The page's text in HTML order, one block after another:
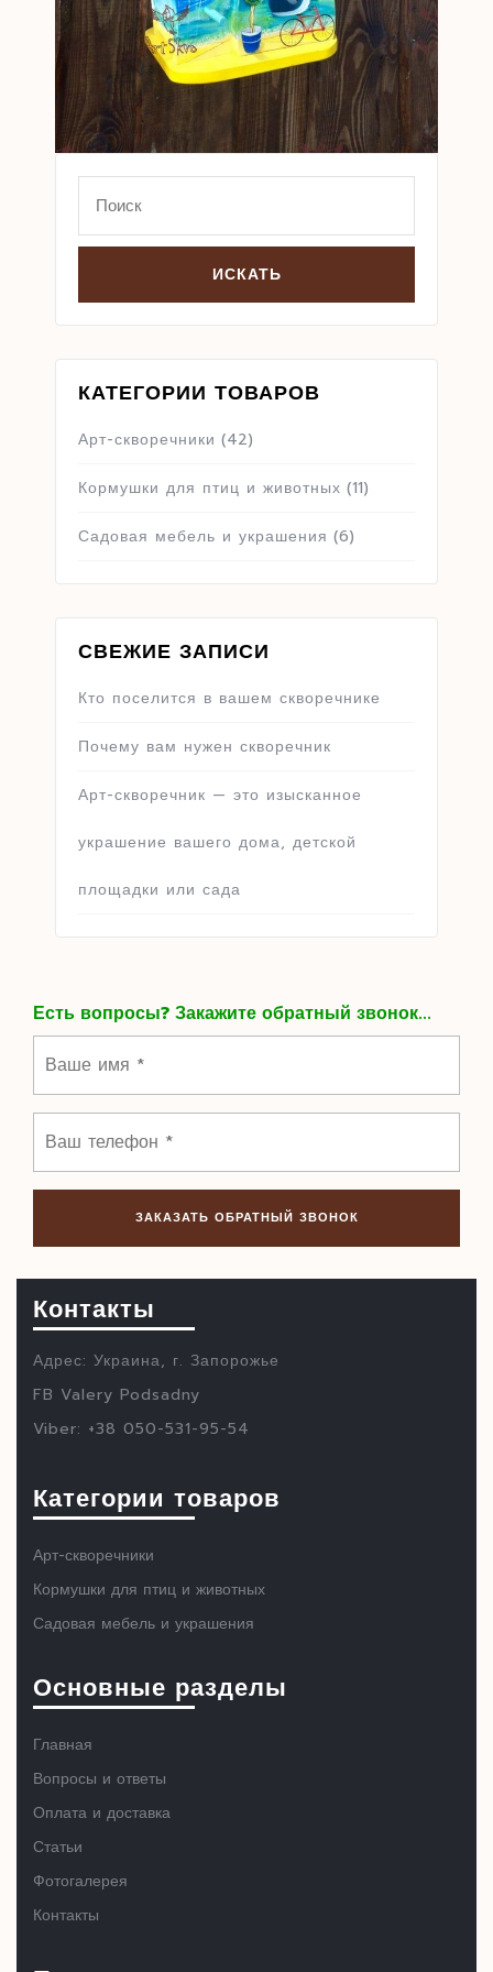
for:
КАТЕГОРИИ ТОВАРОВ
Арт-скворечники (42)
Кормушки для птиц и животных (11)
Садовая мебель и украшения (6)
СВЕЖИЕ ЗАПИСИ
Кто поселится в вашем скворечнике
Почему вам нужен скворечник
Арт-скворечник — это изысканное
украшение вашего дома, детской
площадки или сада
Есть вопросы? Закажите обратный звонок...
Контакты
Адрес: Украина, г. Запорожье
FB Valery Podsadny
Viber: +38 050-531-95-54
Категории товаров
Арт-скворечники
Кормушки для птиц и животных
Садовая мебель и украшения
Основные разделы
Главная
Вопросы и ответы
Оплата и доставка
Статьи
Фотогалерея
Контакты